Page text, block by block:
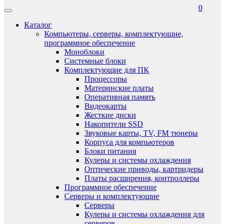
0
Каталог
Компьютеры, серверы, комплектующие,
программное обеспечение
Моноблоки
Системные блоки
Комплектующие для ПК
Процессоры
Материнские платы
Оперативная память
Видеокарты
Жесткие диски
Накопители SSD
Звуковые карты, TV, FM тюнеры
Корпуса для компьютеров
Блоки питания
Кулеры и системы охлаждения
Оптические приводы, картридеры
Платы расширения, контроллеры
Программное обеспечение
Серверы и комплектующие
Серверы
Кулеры и системы охлаждения для